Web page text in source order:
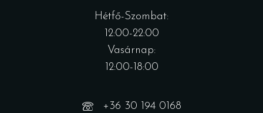
Hétfő-Szombat:
12:00-22:00
Vasárnap:
12:00-18:00
+36 30 194 0168